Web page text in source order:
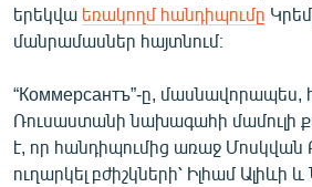
ՁԳՏԵԼՈՎ ԼԱՎԱԳՈՒՅՆԻՆ
Հայերեն
English
երեկվա եռակողմ հանդիպումը
մանրամասներ հայտնում։
“Коммерсантъ”-ը, մասնավորապես,
Ռուսաստանի նախագահի մամուլի
է, որ հանդիպումից առաջ Մոսկվան
ուղարկել բժիշկների՝ Իլհամ Ալիևի